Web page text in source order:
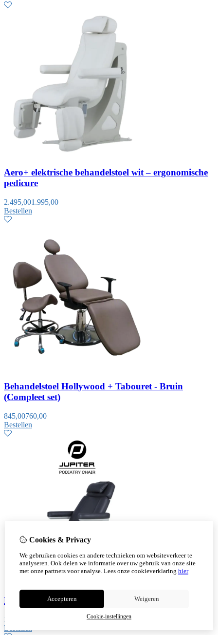
Aero+ elektrische behandelstoel wit – ergonomische
pedicure
2.495,001.995,00
Bestellen
Behandelstoel Hollywood + Tabouret - Bruin
(Compleet set)
845,00760,00
Bestellen
Behandelstoel Jupiter Blauw
1.495,00
Bestellen
Cookies & Privacy
We gebruiken cookies en andere technieken om websiteverkeer te
analyseren. Ook delen we informatie over uw gebruik van onze site
met onze partners voor analyse. Lees onze cookieverklaring hier
Accepteren Weigeren
Cookie-instellingen